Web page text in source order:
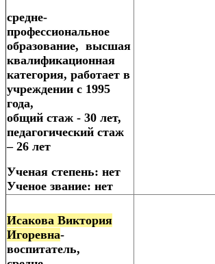
средне-
профессиональное
образование, высшая
квалификационная
категория, работает в
учреждении с 1995
года,
общий стаж - 30 лет,
педагогический стаж
– 26 лет
Ученая степень: нет
Ученое звание: нет
Исакова Виктория
Игоревна-
воспитатель,